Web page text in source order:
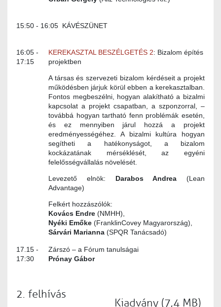
15:50 - 16:05 KÁVÉSZÜNET
16:05 -
17:15
KEREKASZTAL BESZÉLGETÉS 2: Bizalom építés
projektben
A társas és szervezeti bizalom kérdéseit a projekt
működésben járjuk körül ebben a kerekasztalban.
Fontos megbeszélni, hogyan alakítható a bizalmi
kapcsolat a projekt csapatban, a szponzorral, –
továbbá hogyan tartható fenn problémák esetén,
és ez mennyiben járul hozzá a projekt
eredményességéhez. A bizalmi kultúra hogyan
segítheti a hatékonyságot, a bizalom
kockázatának mérséklését, az egyéni
felelősségvállalás növelését.
Levezető elnök: Darabos Andrea (Lean
Advantage)
Felkért hozzászólók:
Kovács Endre (NMHH),
Nyéki Emőke (FranklinCovey Magyarország),
Sárvári Marianna (SPQR Tanácsadó)
17.15 -
17:30
Zárszó – a Fórum tanulságai
Prónay Gábor
2. felhívás
Kiadvány (7,4 MB)